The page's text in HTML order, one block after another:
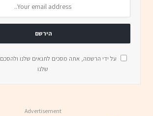
על ידי הרשמה, אתה מסכים לתנאים שלנו ולהסכם
שלנו
Advertisement